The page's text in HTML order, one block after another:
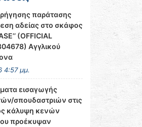
παράτασης
αδείας στο σκάφος
(OFFICIAL
Αγγλικού
4:57 μμ.
εισαγωγής
σπουδαστριών στις
κάλυψη κενών
προέκυψαν